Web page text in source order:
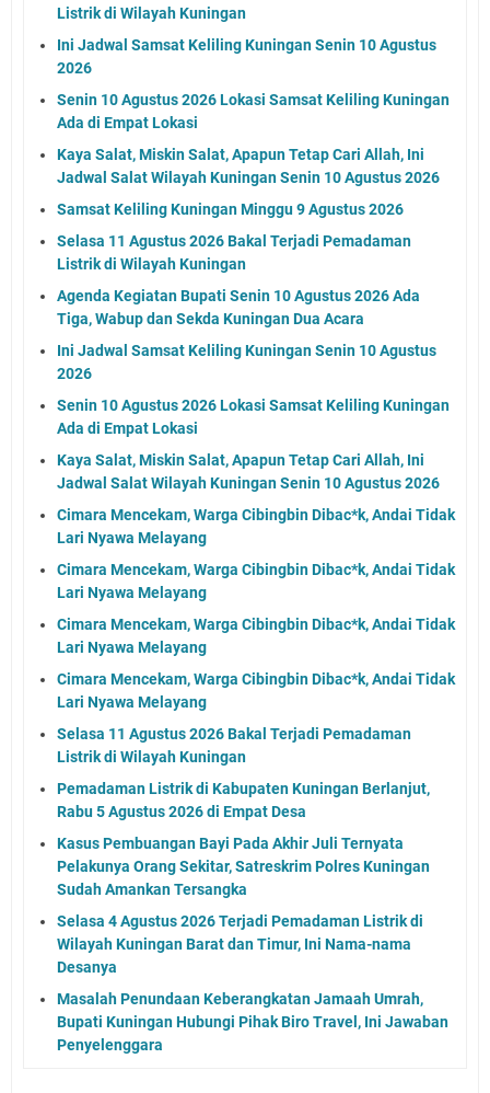
Listrik di Wilayah Kuningan
Ini Jadwal Samsat Keliling Kuningan Senin 10 Agustus
2026
Senin 10 Agustus 2026 Lokasi Samsat Keliling Kuningan
Ada di Empat Lokasi
Kaya Salat, Miskin Salat, Apapun Tetap Cari Allah, Ini
Jadwal Salat Wilayah Kuningan Senin 10 Agustus 2026
Samsat Keliling Kuningan Minggu 9 Agustus 2026
Selasa 11 Agustus 2026 Bakal Terjadi Pemadaman
Listrik di Wilayah Kuningan
Agenda Kegiatan Bupati Senin 10 Agustus 2026 Ada
Tiga, Wabup dan Sekda Kuningan Dua Acara
Ini Jadwal Samsat Keliling Kuningan Senin 10 Agustus
2026
Senin 10 Agustus 2026 Lokasi Samsat Keliling Kuningan
Ada di Empat Lokasi
Kaya Salat, Miskin Salat, Apapun Tetap Cari Allah, Ini
Jadwal Salat Wilayah Kuningan Senin 10 Agustus 2026
Cimara Mencekam, Warga Cibingbin Dibac*k, Andai Tidak
Lari Nyawa Melayang
Cimara Mencekam, Warga Cibingbin Dibac*k, Andai Tidak
Lari Nyawa Melayang
Cimara Mencekam, Warga Cibingbin Dibac*k, Andai Tidak
Lari Nyawa Melayang
Cimara Mencekam, Warga Cibingbin Dibac*k, Andai Tidak
Lari Nyawa Melayang
Selasa 11 Agustus 2026 Bakal Terjadi Pemadaman
Listrik di Wilayah Kuningan
Pemadaman Listrik di Kabupaten Kuningan Berlanjut,
Rabu 5 Agustus 2026 di Empat Desa
Kasus Pembuangan Bayi Pada Akhir Juli Ternyata
Pelakunya Orang Sekitar, Satreskrim Polres Kuningan
Sudah Amankan Tersangka
Selasa 4 Agustus 2026 Terjadi Pemadaman Listrik di
Wilayah Kuningan Barat dan Timur, Ini Nama-nama
Desanya
Masalah Penundaan Keberangkatan Jamaah Umrah,
Bupati Kuningan Hubungi Pihak Biro Travel, Ini Jawaban
Penyelenggara